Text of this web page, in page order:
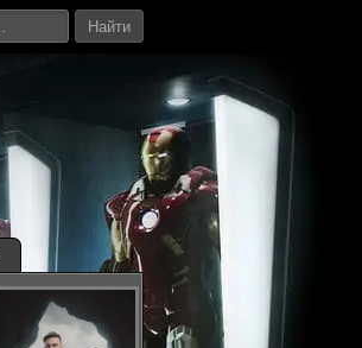
Найти